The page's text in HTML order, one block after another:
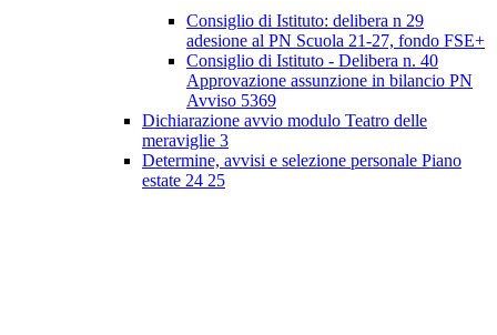
Consiglio di Istituto: delibera n 29
adesione al PN Scuola 21-27, fondo FSE+
Consiglio di Istituto - Delibera n. 40
Approvazione assunzione in bilancio PN
Avviso 5369
Dichiarazione avvio modulo Teatro delle
meraviglie 3
Determine, avvisi e selezione personale Piano
estate 24 25